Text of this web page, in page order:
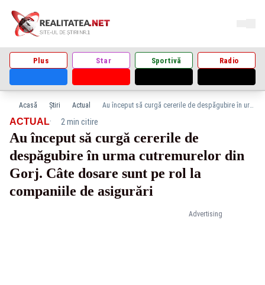
Plus Star Sportivă Radio
Acasă Știri Actual Au început să curgă cererile de despăgubire în urma cutremurelor din Gorj. Câte dosare sunt pe rol la companiile de asigurări
Advertising
ACTUAL· 2 min citire
Au început să curgă cererile de
despăgubire în urma cutremurelor din
Gorj. Câte dosare sunt pe rol la
companiile de asigurări